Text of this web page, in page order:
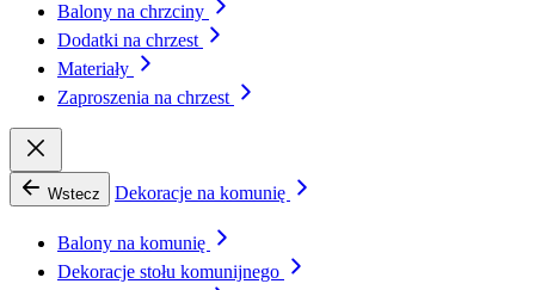
Balony na chrzciny
Dodatki na chrzest
Materiały
Zaproszenia na chrzest
Wstecz Dekoracje na komunię
Balony na komunię
Dekoracje stołu komunijnego